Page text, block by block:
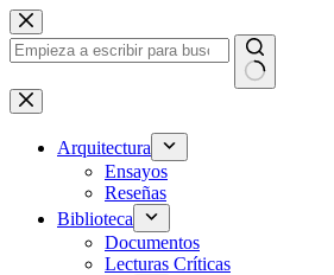
Saltar
al
contenido
Sin
resultados
Arquitectura
Ensayos
Reseñas
Biblioteca
Documentos
Lecturas Críticas